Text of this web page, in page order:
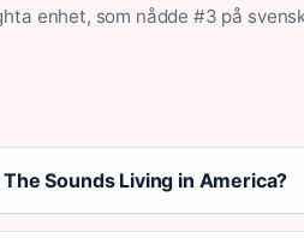
enhet, som nådde #3 på
Sounds Living in America?